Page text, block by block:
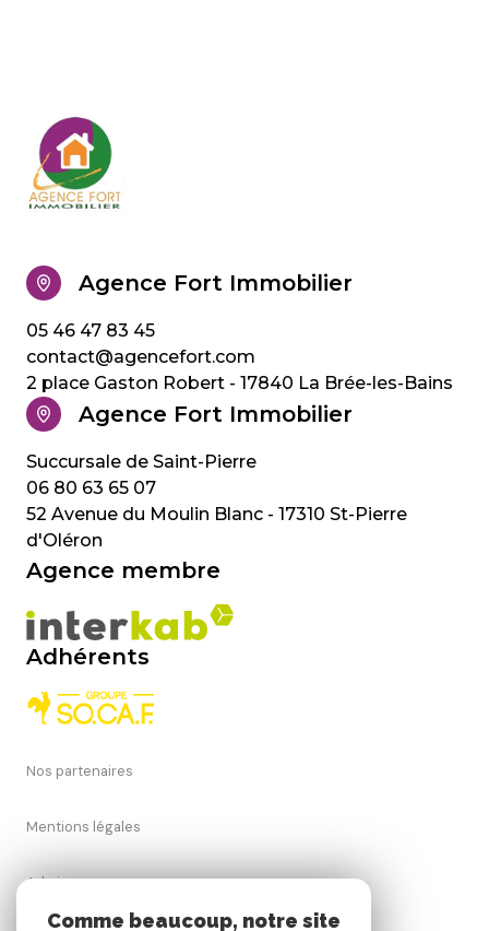
Agence Fort Immobilier
05 46 47 83 45
contact@agencefort.com
2 place Gaston Robert - 17840 La Brée-les-Bains
Agence Fort Immobilier
06 80 63 65 07
52 Avenue du Moulin Blanc - 17310 St-Pierre
d'Oléron
Agence membre
Adhérents
Nos partenaires
Mentions légales
Admin
Comme beaucoup, notre site